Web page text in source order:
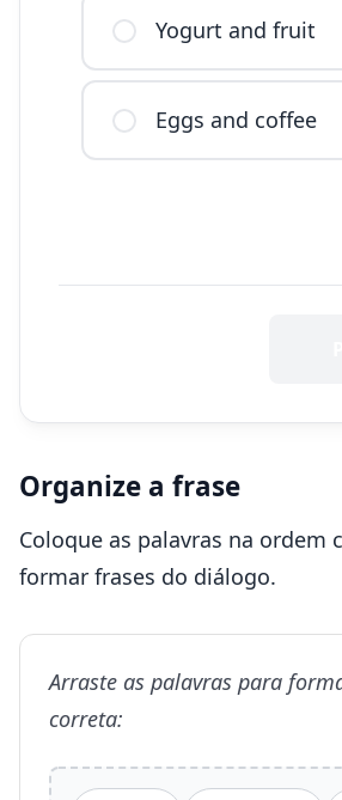
Yogurt and fruit
Eggs and coffee
Organize a frase
Coloque as palavras na ordem
formar frases do diálogo.
Arraste as palavras para
correta: